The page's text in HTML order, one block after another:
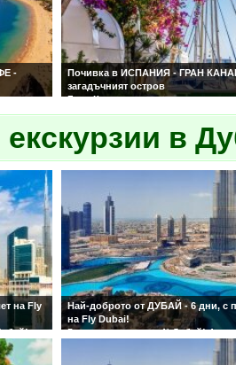
-
Почивка в ИСПАНИЯ - ГРАН
загадъчният остров
Гран Канария
в
на Fly
Най-доброто от ДУБАЙ - 6 дни, с
на Fly Dubai!
5 нощувки в хотел 4* Дубай! 4
обяд и 4 екскурзии включени в
Гарантирани места и дати на